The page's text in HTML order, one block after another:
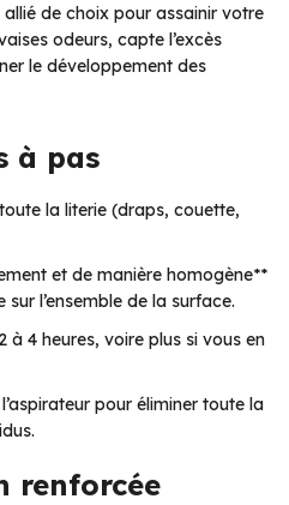
de choix pour assainir votre
odeurs, capte l’excès
le développement des
à pas
la literie (draps, couette,
et de manière homogène**
l’ensemble de la surface.
à 4 heures, voire plus si vous en
pour éliminer toute la
renforcée